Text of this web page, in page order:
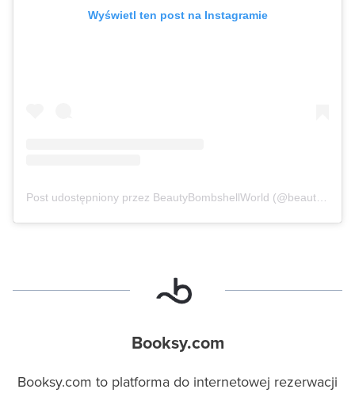
Wyświetl ten post na Instagramie
Post udostępniony przez BeautyBombshellWorld (@beautybombshellworld)
Booksy.com
Booksy.com to platforma do internetowej rezerwacji